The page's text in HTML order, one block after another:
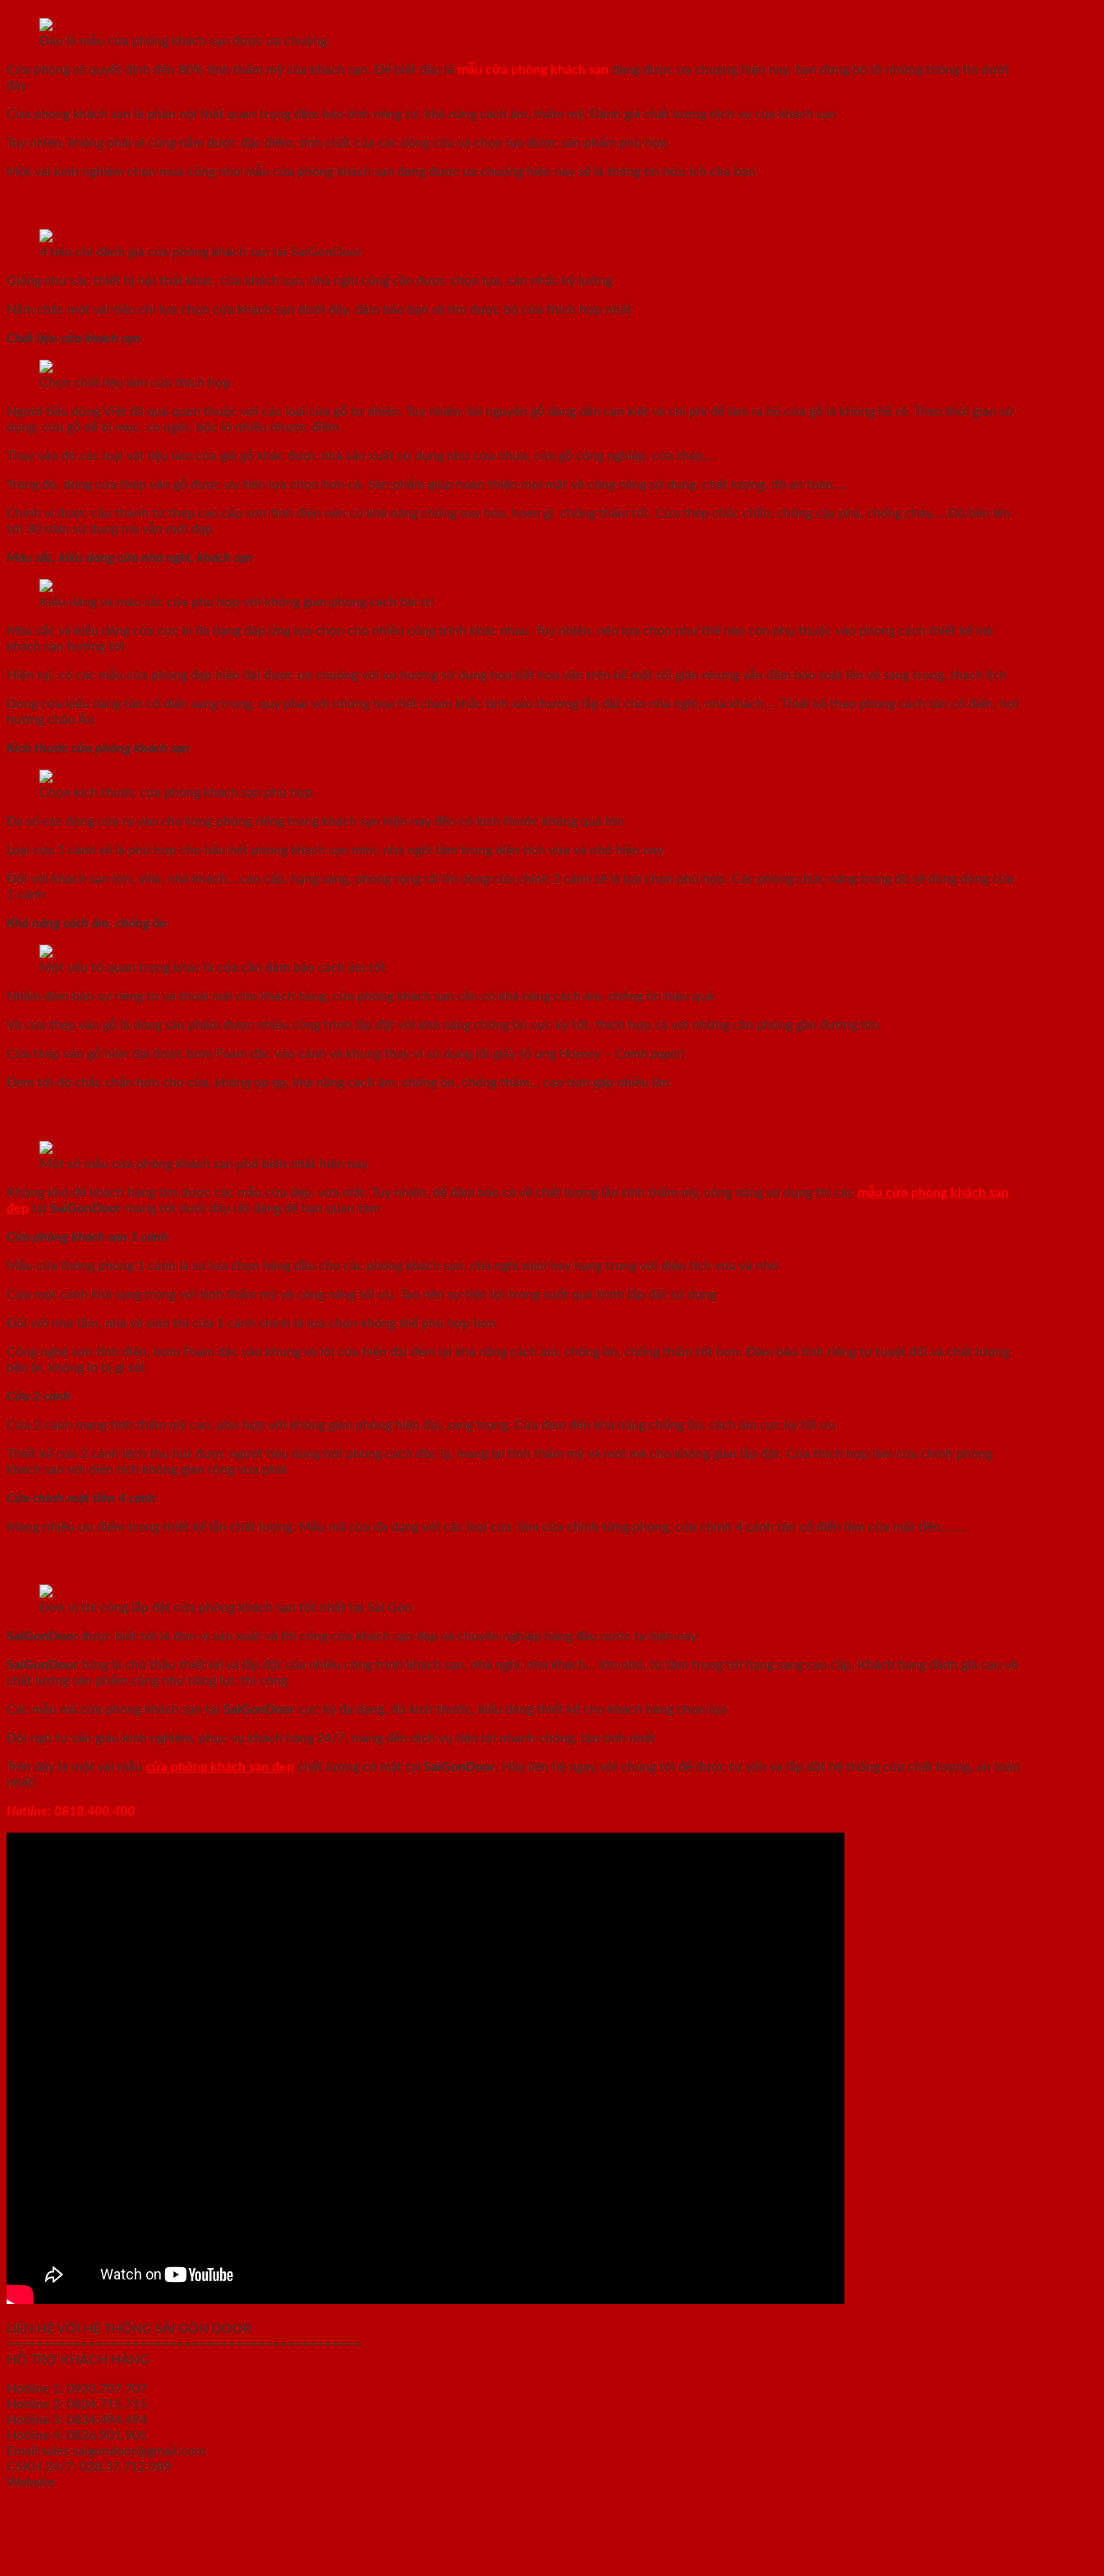
Đâu là mẫu cửa phòng khách sạn được ưa chuộng
Cửa phòng sẽ quyết định đến 80% tính thẩm mỹ của khách sạn. Để biết đâu là mẫu cửa phòng khách sạn đang được ưa chuộng hiện nay, bạn đừng bỏ lỡ những thông tin dưới
đây
Cửa phòng khách sạn là phần nội thất quan trọng đảm bảo tính riêng tư, khả năng cách âm, thẩm mỹ. Đánh giá chất lượng dịch vụ của khách sạn
Tuy nhiên, không phải ai cũng nắm được đặc điểm, tính chất của các dòng cửa và chọn lựa được sản phẩm phù hợp
Một vài kinh nghiệm chọn mua cũng như mẫu cửa phòng khách sạn đang được ưa chuộng hiện nay sẽ là thông tin hữu ích cho bạn
4 tiêu chí đánh giá cửa phòng khách sạn tại SaiGonDoor
Giống như các thiết bị nội thất khác, cửa khách sạn, nhà nghỉ cũng cần được chọn lựa, cân nhắc kỹ lưỡng
Nắm chắc một vài tiêu chí lựa chọn cửa khách sạn dưới đây, đảm bảo bạn sẽ tìm được bộ cửa thích hợp nhất
Chất liệu cửa khách sạn
Chọn chất liệu làm cửa thích hợp
Người tiêu dùng Việt đã quá quen thuộc với các loại cửa gỗ tự nhiên. Tuy nhiên, tài nguyên gỗ đang dần cạn kiệt và chi phí để làm ra bộ cửa gỗ là không hề rẻ. Theo thời gian sử
dụng, cửa gỗ dễ bị mục, co ngót, bộc lộ nhiều nhược điểm
Thay vào đó các loại vật liệu làm cửa giả gỗ khác được nhà sản xuất sử dụng như cửa nhựa, cửa gỗ công nghiệp, cửa thép,…
Trong đó, dòng cửa thép vân gỗ được ưu tiên lựa chọn hơn cả. Sản phẩm giúp hoàn thiện mọi mặt về công năng sử dụng, chất lượng, độ an toàn,….
Chính vì được cấu thành từ thép cao cấp sơn tĩnh điện nên có khả năng chống oxy hóa, hoen gỉ. chống thấm tốt. Cửa thép chắc chắn, chống cậy phá, chống cháy…..Độ bền lên
tới 30 năm sử dụng mà vẫn mới đẹp
Màu sắc, kiểu dáng cửa nhà nghỉ, khách sạn
Kiểu dáng và màu sắc cửa phù hợp với không gian phong cách bài trí
Màu sắc và kiểu dáng cửa cực kì đa dạng đáp ứng lựa chọn cho nhiều công trình khác nhau. Tuy nhiên, nên lựa chọn như thế nào còn phụ thuộc vào phong cách thiết kế mà
khách sạn hướng tới
Hiện tại, có các mẫu cửa phòng đẹp hiện đại được ưa chuộng với xu hướng sử dụng họa tiết hoa văn trên bề mặt tối giản nhưng vẫn đảm bảo toát lên vẻ sang trọng, thạch lịch
Dòng cửa kiểu dáng tân cổ điển sang trọng, quý phái với những họa tiết chạm khắc tinh xảo thường lắp đặt cho nhà nghỉ, nhà khách,… Thiết kế theo phong cách tân cổ điển, hơi
hướng châu Âu
Kích thước cửa phòng khách sạn
Chọn kích thước cửa phòng khách sạn phù hợp
Đa số các dòng cửa ra vào cho từng phòng riêng trong khách sạn hiện nay đều có kích thước không quá lớn
Loại cửa 1 cánh sẽ là phù hợp cho hầu hết phòng khách sạn mini, nhà nghỉ tầm trung diện tích vừa và nhỏ hiện nay
Đối với khách sạn lớn, villa, nhà khách….cao cấp, hạng sang, phòng rộng rãi thì dòng cửa chính 2 cánh sẽ là lựa chọn phù hợp. Các phòng chức năng trong đó sẽ dùng dòng cửa
1 cánh
Khả năng cách âm, chống ồn
Một yếu tố quan trọng khác là cửa cần đảm bảo cách âm tốt
Nhằm đảm bảo sự riêng tư và thoải mái cho khách hàng, cửa phòng khách sạn cần có khả năng cách âm, chống ồn hiệu quả
Và cửa thép vân gỗ là dòng sản phẩm được nhiều công trình lắp đặt với khả năng chống ồn cực kỳ tốt, thích hợp cả với những căn phòng gần đường lớn
Cửa thép vân gỗ hiện đại được bơm Foam đặc vào cánh và khung thay vì sử dụng lõi giấy tổ ong Hoyney – Comb paper)
Đem tới độ chắc chắn hơn cho cửa, không ọp ẹp, khả năng cách âm, chống ồn, chống thấm… cao hơn gấp nhiều lần
Một số mẫu cửa phòng khách sạn phổ biến nhất hiện nay
Không khó để khách hàng tìm được các mẫu cửa đẹp, vừa mắt. Tuy nhiên, để đảm bảo cả về chất lượng lẫn tính thẩm mỹ, công năng sử dụng thì các mẫu cửa phòng khách sạn
đẹp tại SaiGonDoor mang tới dưới đây rất đáng để bạn quan tâm
Cửa phòng khách sạn 1 cánh
Mẫu cửa thông phòng 1 cánh là sự lựa chọn hàng đầu cho các phòng khách sạn, nhà nghỉ mini hay hạng trung với diện tích vừa và nhỏ
Cửa một cánh khá sang trọng với tính thẩm mỹ và công năng tối ưu. Tạo nên sự tiện lợi trong suốt quá trình lắp đặt sử dụng
Đối với nhà tắm, nhà vệ sinh thì cửa 1 cánh chính là lựa chọn không thể phù hợp hơn
Công nghệ sơn tĩnh điện, bơm Foam đặc vào khung và lõi cửa hiện đại đem lại khả năng cách âm, chống ồn, chống thấm tốt hơn. Đảm bảo tính riêng tư tuyệt đối và chất lượng
bền bỉ, không lo bị gỉ sét
Cửa 2 cánh
Cửa 2 cánh mang tính thẩm mỹ cao, phù hợp với không gian phòng hiện đại, sang trọng. Cửa đem đến khả năng chống ồn, cách âm cực kỳ tối ưu
Thiết kế cửa 2 cánh lệch thu hút được người tiêu dùng bởi phong cách độc lạ, mang lại tính thẩm mỹ và mới mẻ cho không gian lắp đặt. Cửa thích hợp làm cửa chính phòng
khách sạn với diện tích không gian rộng vừa phải
Cửa chính mặt tiền 4 cánh
Mang nhiều ưu điểm trong thiết kế lẫn chất lượng. Mẫu mã cửa đa dạng với các loại cửa làm cửa chính từng phòng, cửa chính 4 cánh tân cổ điển làm cửa mặt tiền,…….
Đơn vị thi công lắp đặt cửa phòng khách sạn tốt nhất tại Sài Gòn
SaiGonDoor được biết tới là đơn vị sản xuất và thi công cửa khách sạn đẹp và chuyên nghiệp hàng đầu nước ta hiện nay
SaiGonDoor từng là chủ thầu thiết kế và lắp đặt của nhiều công trình khách sạn, nhà nghỉ, nhà khách… lớn nhỏ, từ tầm trung tới hạng sang cao cấp. Khách hàng đánh giá cao về
chất lượng sản phẩm cũng như năng lực thi công
Các mẫu mã cửa phòng khách sạn tại SaiGonDoor cực kỳ đa dạng, đủ kích thước, kiểu dáng thiết kế cho khách hàng chọn lựa
Đội ngũ tư vấn giàu kinh nghiệm, phục vụ khách hàng 24/7, mang đến dịch vụ tiện lợi nhanh chóng, tận tình nhất
Trên đây là một vài mẫu cửa phòng khách sạn đẹp chất lượng có mặt tại SaiGonDoor. Hãy liên hệ ngay với chúng tôi để được tư vấn và lắp đặt hệ thống cửa chất lượng, an toàn
nhất!
Hotline: 0818.400.400
LIÊN HỆ VỚI HỆ THỐNG SÀI GÒN DOOR
================================================
HỖ TRỢ KHÁCH HÀNG
Hotline 1: 0933.707.707
Hotline 2: 0834.715.715
Hotline 3: 0834.494.494
Hotline 4: 0826.901.901
Email:sales.saigondoor@gmail.com
CSKH 24/7: 028.37.712.989
Website